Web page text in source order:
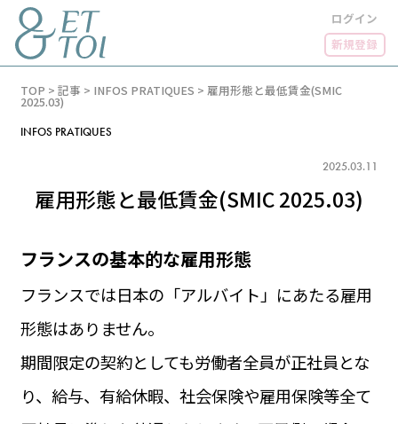
ログイン
新規登録
LUXE
リュクス
GOURMET
グルメ
LIFE STYLE
ライフスタイル
エトワとは
お問い合わせ
広告掲載
TOP > 記事 > INFOS PRATIQUES > 雇用形態と最低賃金(SMIC
2025.03)
INFOS PRATIQUES
2025.03.11
雇用形態と最低賃金(SMIC 2025.03)
フランスの基本的な雇用形態
フランスでは日本の「アルバイト」にあたる雇用
形態はありません。
期間限定の契約としても労働者全員が正社員とな
り、給与、有給休暇、社会保険や雇用保険等全て